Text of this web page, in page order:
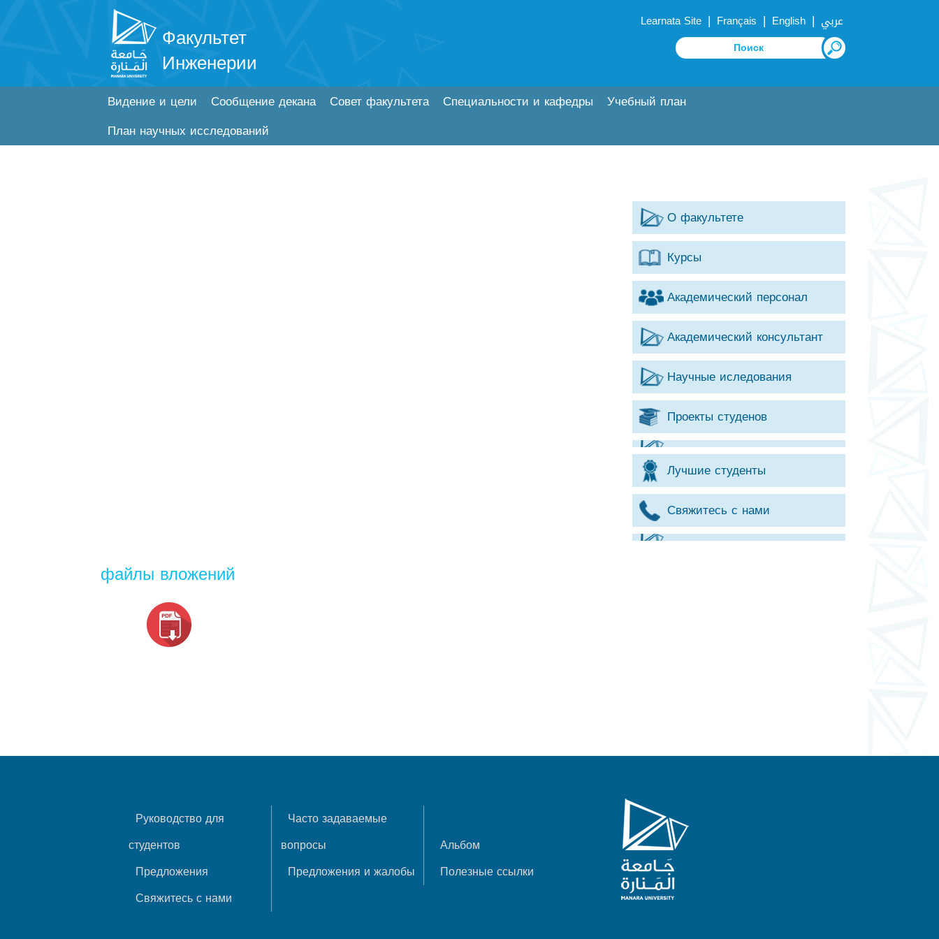
Факультет
Инженерии
Learnata Site | Français | English | عربي
Видение и цели Сообщение декана Совет факультета Специальности и кафедры
Учебный план
План научных исследований
О факультете
Курсы
Академический персонал
Академический консультант
Научные иследования
Проекты студенов
Лучшие студенты
Свяжитесь с нами
файлы вложений
Руководство для
студентов
Часто задаваемые
вопросы
Альбом
Предложения
Предложения и жалобы
Полезные ссылки
Свяжитесь с нами